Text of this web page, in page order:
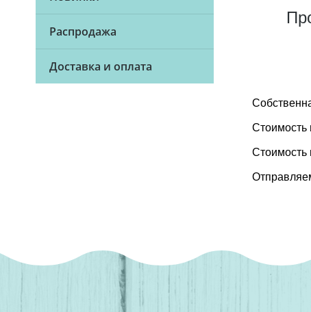
Распродажа
Доставка и оплата
Стоимость